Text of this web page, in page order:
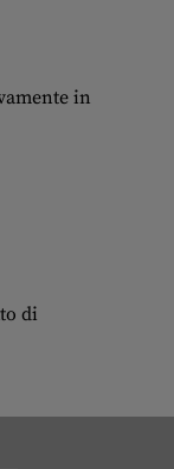
in
di